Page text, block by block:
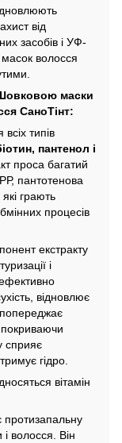
від
засобів і УФ-
волосся
маски
СаноТінт:
типів
пантенол і
проса багатий
пантотенова
грають
процесів
екстракту
і
відновлює
попереджає
сприяє
гідро.
вітамін
протизапальну
волосся. Він